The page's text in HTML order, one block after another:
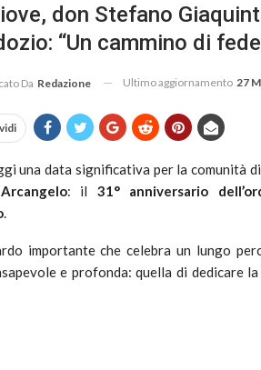
don Stefano
“Un cammino di
Da Redazione Ultimo aggiornamento 27
una data significativa per la comunità di
: il 31° anniversario
.
importante che celebra un lungo
e profonda: quella di dedicare